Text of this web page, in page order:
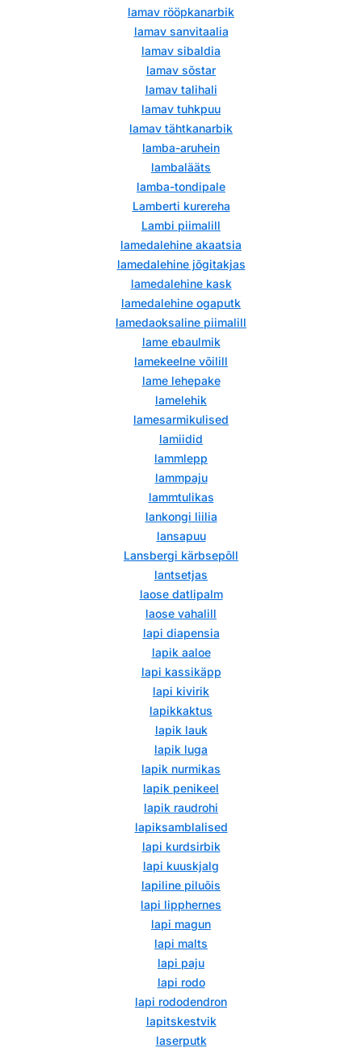
lamav rööpkanarbik
lamav sanvitaalia
lamav sibaldia
lamav sõstar
lamav talihali
lamav tuhkpuu
lamav tähtkanarbik
lamba-aruhein
lambalääts
lamba-tondipale
Lamberti kurereha
Lambi piimalill
lamedalehine akaatsia
lamedalehine jõgitakjas
lamedalehine kask
lamedalehine ogaputk
lamedaoksaline piimalill
lame ebaulmik
lamekeelne võilill
lame lehepake
lamelehik
lamesarmikulised
lamiidid
lammlepp
lammpaju
lammtulikas
lankongi liilia
lansapuu
Lansbergi kärbsepõll
lantsetjas
laose datlipalm
laose vahalill
lapi diapensia
lapik aaloe
lapi kassikäpp
lapi kivirik
lapikkaktus
lapik lauk
lapik luga
lapik nurmikas
lapik penikeel
lapik raudrohi
lapiksamblalised
lapi kurdsirbik
lapi kuuskjalg
lapiline piluõis
lapi lipphernes
lapi magun
lapi malts
lapi paju
lapi rodo
lapi rododendron
lapitskestvik
laserputk